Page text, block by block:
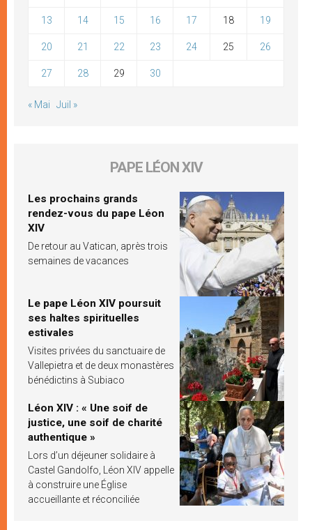
13 14 15 16 17 18 19
20 21 22 23 24 25 26
27 28 29 30
« Mai Juil »
PAPE LÉON XIV
Les prochains grands
rendez-vous du pape Léon
XIV
De retour au Vatican, après trois
semaines de vacances
Le pape Léon XIV poursuit
ses haltes spirituelles
estivales
Visites privées du sanctuaire de
Vallepietra et de deux monastères
bénédictins à Subiaco
Léon XIV : « Une soif de
justice, une soif de charité
authentique »
Lors d’un déjeuner solidaire à
Castel Gandolfo, Léon XIV appelle
à construire une Église
accueillante et réconciliée